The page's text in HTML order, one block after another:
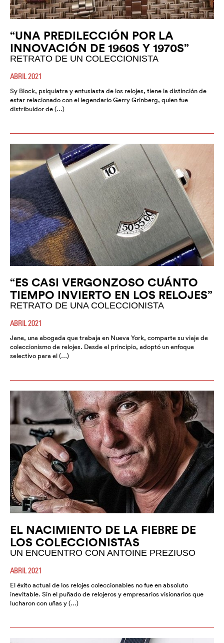
“UNA PREDILECCIÓN POR LA
INNOVACIÓN DE 1960S Y 1970S”
RETRATO DE UN COLECCIONISTA
ABRIL 2021
Sy Block, psiquiatra y entusiasta de los relojes, tiene la distinción de
estar relacionado con el legendario Gerry Grinberg, quien fue
distribuidor de (…)
“ES CASI VERGONZOSO CUÁNTO
TIEMPO INVIERTO EN LOS RELOJES”
RETRATO DE UNA COLECCIONISTA
ABRIL 2021
Jane, una abogada que trabaja en Nueva York, comparte su viaje de
coleccionismo de relojes. Desde el principio, adoptó un enfoque
selectivo para el (…)
EL NACIMIENTO DE LA FIEBRE DE
LOS COLECCIONISTAS
UN ENCUENTRO CON ANTOINE PREZIUSO
ABRIL 2021
El éxito actual de los relojes coleccionables no fue en absoluto
inevitable. Sin el puñado de relojeros y empresarios visionarios que
lucharon con uñas y (…)